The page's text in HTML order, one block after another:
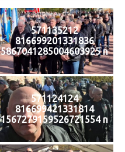
571135212
816699201331836
5867041285004603925 n
571124124
816699421331814
1567279159526721554 n